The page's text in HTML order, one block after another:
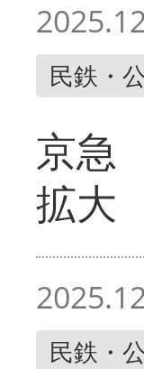
民鉄・
京急
拡大
民鉄・